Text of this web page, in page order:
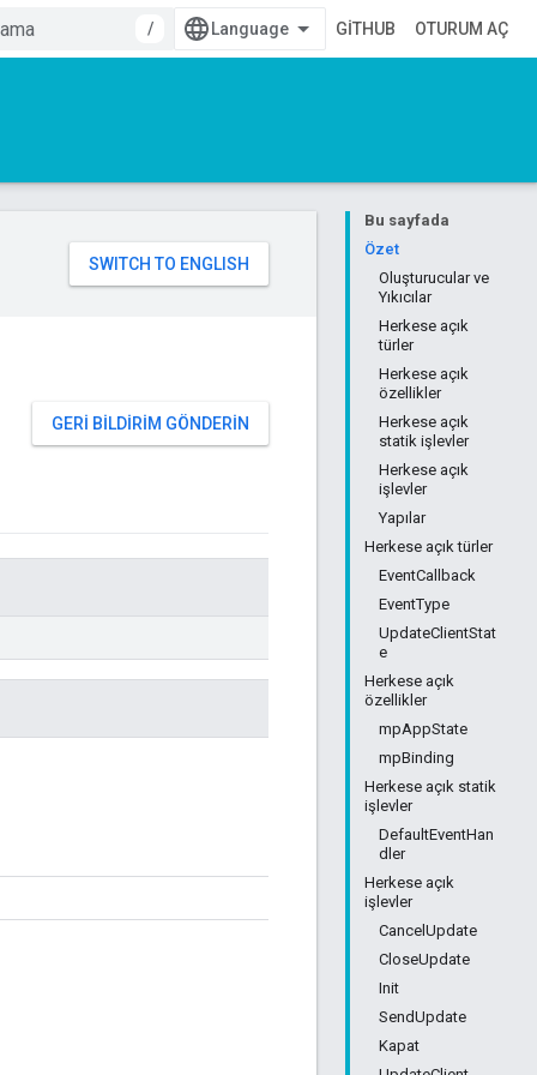
/ GITHUB OTURUM AÇ
Bu sayfada
Özet
Oluşturucular ve
Yıkıcılar
Herkese açık
türler
Herkese açık
özellikler
Herkese açık
statik işlevler
Herkese açık
işlevler
Yapılar
Herkese açık türler
EventCallback
EventType
UpdateClientStat
e
Herkese açık
özellikler
mpAppState
mpBinding
Herkese açık statik
işlevler
DefaultEventHan
dler
Herkese açık
işlevler
CancelUpdate
CloseUpdate
Init
SendUpdate
Kapat
GERI BILDIRIM GÖNDERIN